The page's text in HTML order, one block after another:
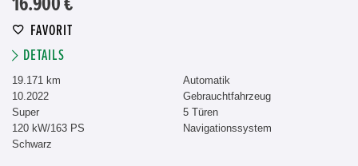
FAVORIT
DETAILS
19.171 km
10.2022
Super
120 kW/163 PS
Schwarz
Automatik
Gebrauchtfahrzeug
5 Türen
Navigationssystem